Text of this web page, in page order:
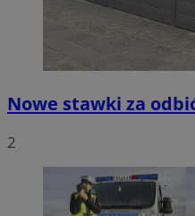
Nowe stawki za
2